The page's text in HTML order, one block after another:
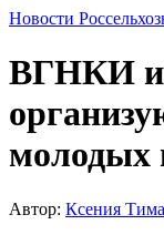
Новости
ВГНКИ
молодых
Автор: Ксения